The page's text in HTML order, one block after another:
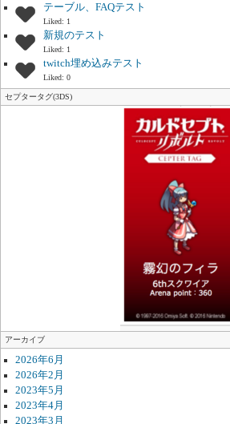
テーブル、FAQテスト
Liked: 1
新規のテスト
Liked: 1
twitch埋め込みテスト
Liked: 0
セプタータグ(3DS)
アーカイブ
2026年6月
2026年2月
2023年5月
2023年4月
2023年3月